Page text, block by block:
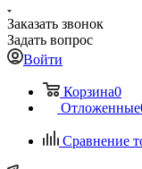
Заказать звонок
Задать вопрос
Войти
Корзина0
Отложенные
Сравнение